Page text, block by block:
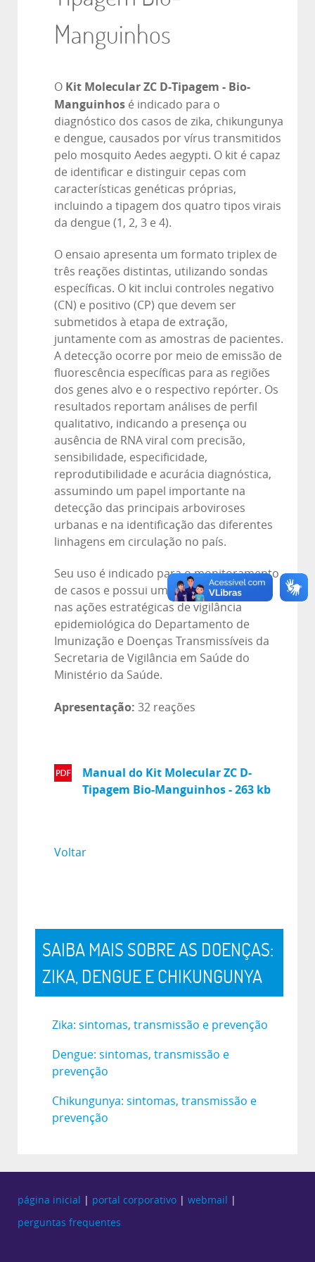
Manguinhos
O Kit Molecular ZC D-Tipagem - Bio-
Manguinhos é indicado para o
diagnóstico dos casos de zika, chikungunya
e dengue, causados por vírus transmitidos
pelo mosquito Aedes aegypti. O kit é capaz
de identificar e distinguir cepas com
características genéticas próprias,
incluindo a tipagem dos quatro tipos virais
da dengue (1, 2, 3 e 4).
O ensaio apresenta um formato triplex de
três reações distintas, utilizando sondas
específicas. O kit inclui controles negativo
(CN) e positivo (CP) que devem ser
submetidos à etapa de extração,
juntamente com as amostras de pacientes.
A detecção ocorre por meio de emissão de
fluorescência específicas para as regiões
dos genes alvo e o respectivo repórter. Os
resultados reportam análises de perfil
qualitativo, indicando a presença ou
ausência de RNA viral com precisão,
sensibilidade, especificidade,
reprodutibilidade e acurácia diagnóstica,
assumindo um papel importante na
detecção das principais arboviroses
urbanas e na identificação das diferentes
linhagens em circulação no país.
Seu uso é indicado para o monitoramento
de casos e possui um papel fundamental
nas ações estratégicas de vigilância
epidemiológica do Departamento de
Imunização e Doenças Transmissíveis da
Secretaria de Vigilância em Saúde do
Ministério da Saúde.
Apresentação: 32 reações
Manual do Kit Molecular ZC D-
Tipagem Bio-Manguinhos - 263 kb
Voltar
SAIBA MAIS SOBRE AS DOENÇAS:
ZIKA, DENGUE E CHIKUNGUNYA
Zika: sintomas, transmissão e prevenção
Dengue: sintomas, transmissão e
prevenção
Chikungunya: sintomas, transmissão e
prevenção
página inicial portal corporativo webmail
perguntas frequentes